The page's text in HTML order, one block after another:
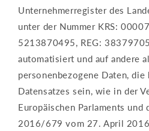
Unternehmerregister des
unter der Nummer KRS:
5213870495, REG:
automatisiert und auf andere
personenbezogene Daten,
Datensatzes sein, wie in der
Europäischen Parlaments und
2016/679 vom 27. April